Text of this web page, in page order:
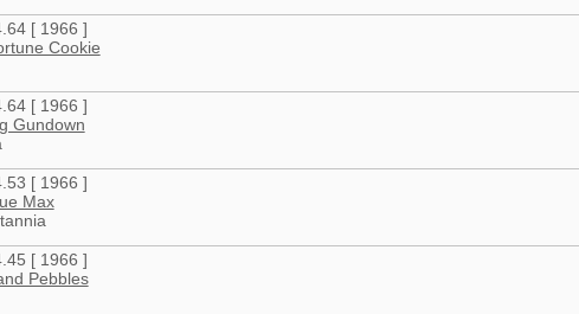
[ 1966 ]
Cookie
[ 1966 ]
Gundown
[ 1966 ]
Max
[ 1966 ]
Pebbles